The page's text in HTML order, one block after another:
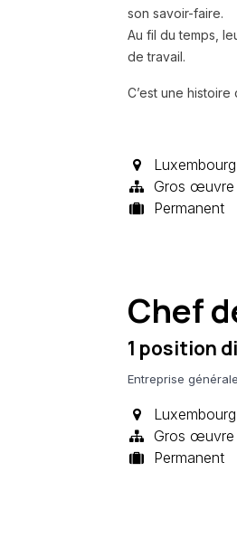
son savoir-faire.
Au fil du temps,
de travail.
C’est une
Gros œuvre
Permanent
Chef
1 position
Entreprise
Gros œuvre
Permanent